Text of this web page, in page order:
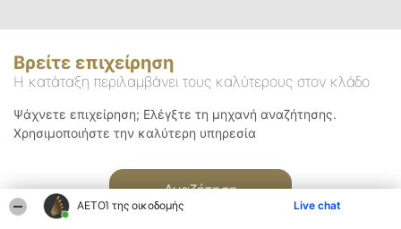
ΑΕΤΟΊ της οικοδομής Live chat
Βρείτε επιχείρηση
Η κατάταξη περιλαμβάνει τους καλύτερους στον κλάδο
Ψάχνετε επιχείρηση; Ελέγξτε τη μηχανή αναζήτησης.
Χρησιμοποιήστε την καλύτερη υπηρεσία
Αναζήτηση